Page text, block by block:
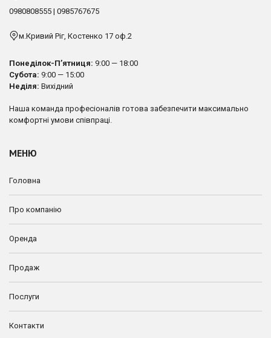
0980808555 | 0985767675
м.Кривий Ріг, Костенко 17 оф.2
Понеділок-П’ятниця: 9:00 — 18:00
Субота: 9:00 — 15:00
Неділя: Вихідний
Наша команда професіоналів готова забезпечити максимально
комфортні умови співпраці.
МЕНЮ
Головна
Про компанію
Оренда
Продаж
Послуги
Контакти